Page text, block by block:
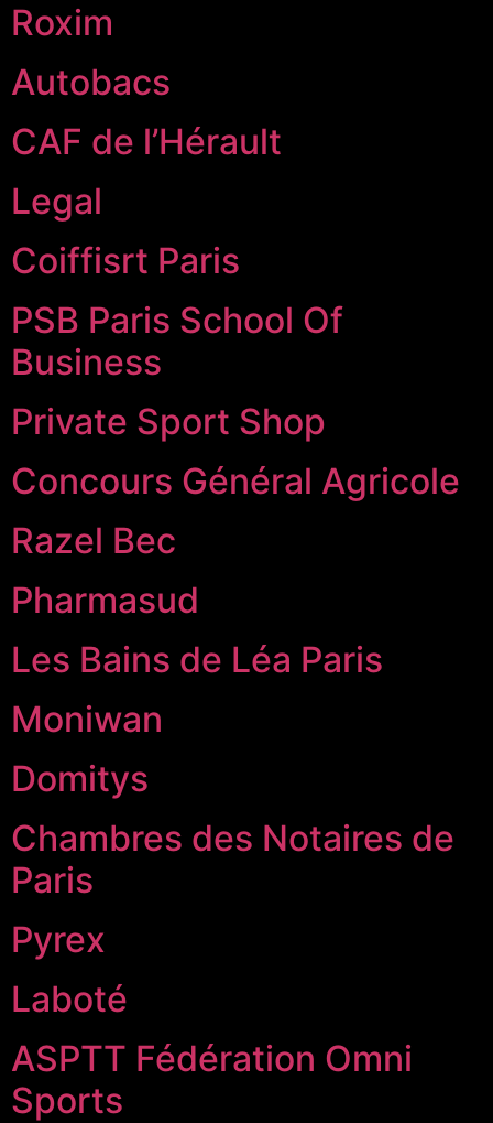
Roxim
Autobacs
CAF de l’Hérault
Legal
Coiffisrt Paris
PSB Paris School Of
Business
Private Sport Shop
Concours Général Agricole
Razel Bec
Pharmasud
Les Bains de Léa Paris
Moniwan
Domitys
Chambres des Notaires de
Paris
Pyrex
Laboté
ASPTT Fédération Omni
Sports